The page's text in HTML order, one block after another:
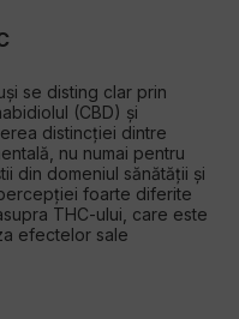
se disting clar prin
(CBD) și
distincției dintre
nu numai pentru
din domeniul sănătății și
foarte diferite
THC-ului, care este
efectelor sale